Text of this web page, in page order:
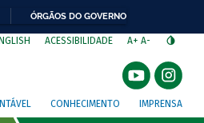
ÓRGÃOS DO GOVERNO
ACESSIBILIDADE A+ A-
CONHECIMENTO IMPRENSA